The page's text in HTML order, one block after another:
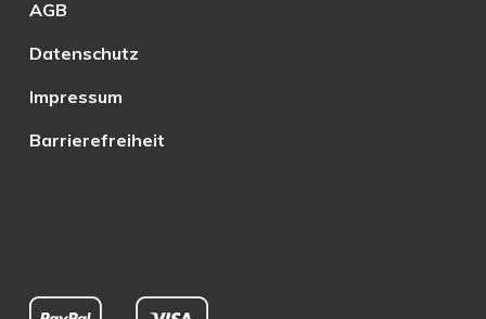
AGB
Datenschutz
Impressum
Barrierefreiheit